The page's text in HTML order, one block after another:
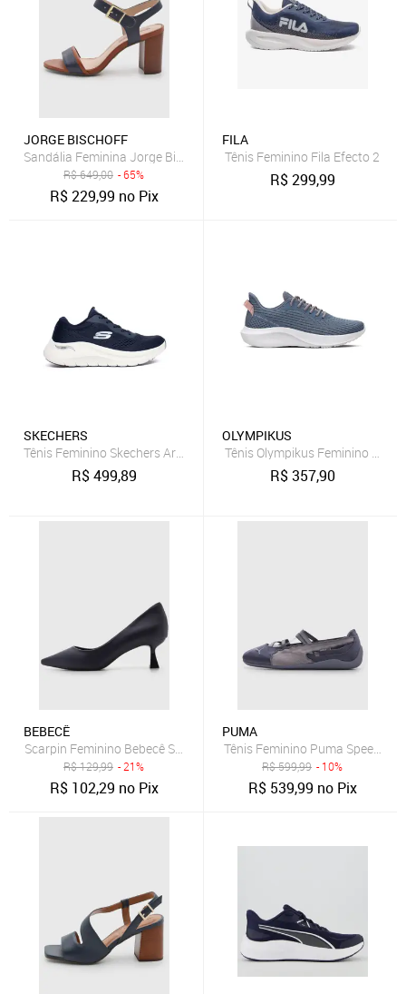
JORGE BISCHOFF
Sandália Feminina Jorge Bischoff Salto Bloco Couro Azul Marinho
R$649,00 - 65%
R$229,99 no Pix
FILA
Tênis Feminino Fila Efecto 2
R$299,99
SKECHERS
Tênis Feminino Skechers Arch Fit 2.0 Impacto Marinho/Branco
R$499,89
OLYMPIKUS
Tênis Olympikus Feminino Rua
R$357,90
BEBECÊ
Scarpin Feminino Bebecê Salto Médio Bico Fino Azul Marinho
R$129,99 - 21%
R$ 102,29 no Pix
PUMA
Tênis Feminino Puma Speedcat
R$599,99 - 10%
R$ 539,99 no Pix